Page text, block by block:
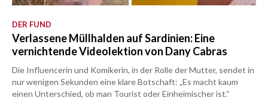
DER FUND
Verlassene Müllhalden auf Sardinien: Eine
vernichtende Videolektion von Dany Cabras
Die Influencerin und Komikerin, in der Rolle der Mutter, sendet in
nur wenigen Sekunden eine klare Botschaft: „Es macht kaum
einen Unterschied, ob man Tourist oder Einheimischer ist.“